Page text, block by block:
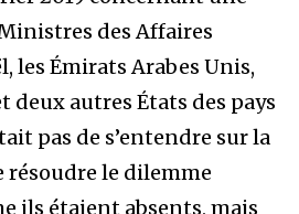
des Affaires
les Émirats Arabes Unis,
deux autres États des pays
pas de s’entendre sur la
résoudre le dilemme
ils étaient absents, mais